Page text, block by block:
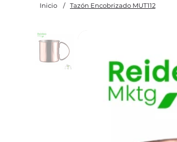
Inicio / Tazón Encobrizado MUT112